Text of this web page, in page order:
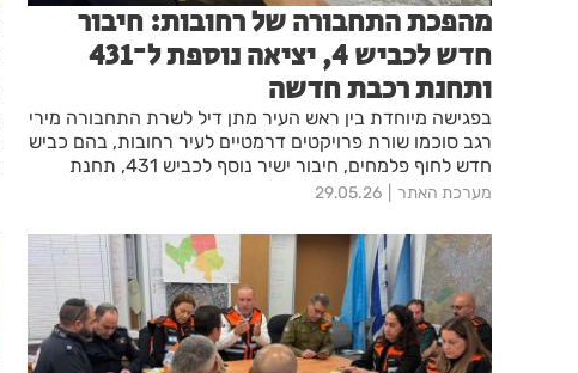
מהפכת התחבורה של רחובות: חיבור
חדש לכביש 4, יציאה נוספת ל־431
ותחנת רכבת חדשה
בפגישה מיוחדת בין ראש העיר מתן דיל לשרת התחבורה מירי
רגב סוכמו שורת פרויקטים דרמטיים לעיר רחובות, בהם כביש
חדש לחוף פלמחים, חיבור ישיר נוסף לכביש 431, תחנת
רכבת חדשה במערב העיר וקידום מסילת רכבת לירושלים
מערכת האתר 29.05.26